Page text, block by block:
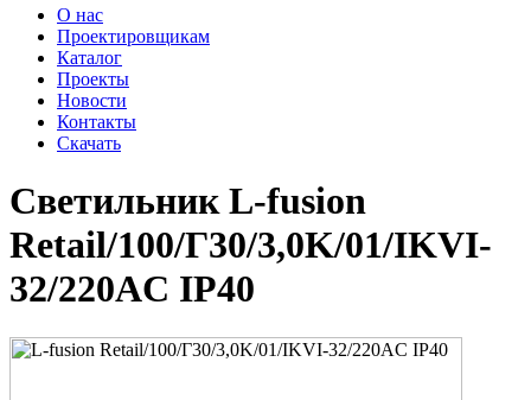
О нас
Проектировщикам
Каталог
Проекты
Новости
Контакты
Скачать
Светильник L-fusion
Retail/100/Г30/3,0K/01/IKVI-
32/220AC IP40